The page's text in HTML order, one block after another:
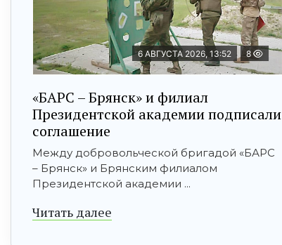
6 АВГУСТА 2026, 13:52 8
«БАРС – Брянск» и филиал
Президентской академии подписали
соглашение
Между добровольческой бригадой «БАРС
– Брянск» и Брянским филиалом
Президентской академии ...
Читать далее